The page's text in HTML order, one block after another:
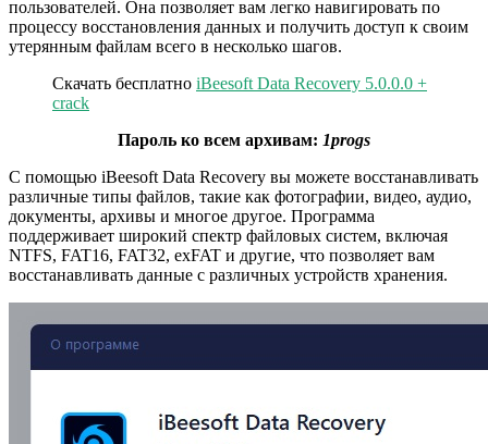
пользователей. Она позволяет вам легко навигировать по
процессу восстановления данных и получить доступ к своим
утерянным файлам всего в несколько шагов.
Скачать бесплатно iBeesoft Data Recovery 5.0.0.0 +
crack
Пароль ко всем архивам: 1progs
С помощью iBeesoft Data Recovery вы можете восстанавливать
различные типы файлов, такие как фотографии, видео, аудио,
документы, архивы и многое другое. Программа
поддерживает широкий спектр файловых систем, включая
NTFS, FAT16, FAT32, exFAT и другие, что позволяет вам
восстанавливать данные с различных устройств хранения.